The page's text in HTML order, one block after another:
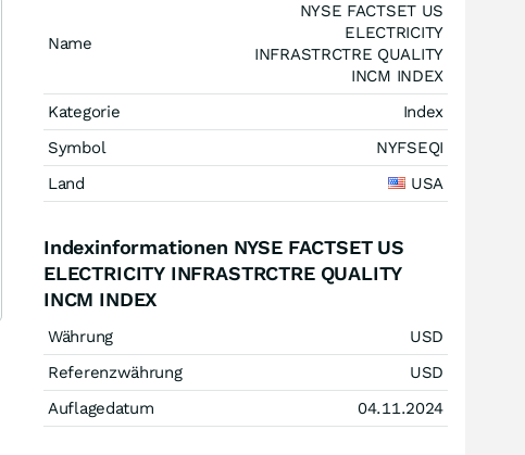
Name
NYSE FACTSET US
ELECTRICITY
INFRASTRCTRE QUALITY
INCM INDEX
Kategorie
Index
Symbol
NYFSEQI
Land
USA
Indexinformationen NYSE FACTSET US
ELECTRICITY INFRASTRCTRE QUALITY
INCM INDEX
Währung
USD
Referenzwährung
USD
Auflagedatum
04.11.2024